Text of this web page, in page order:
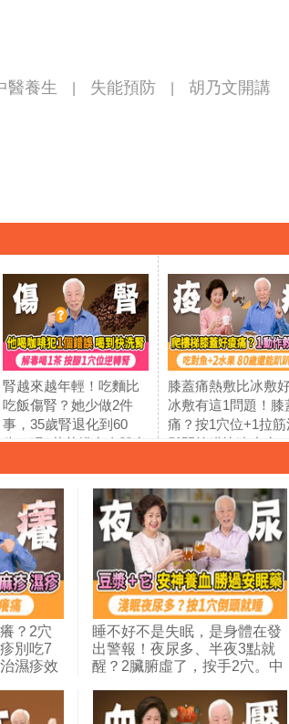
醫養生 失能預防 胡乃文開講
腎越來越年輕！吃麵比
吃飯傷腎？她少做2件
事，35歲腎退化到60
歲。喝1花茶排出身體毒
吃到中毒腎衰竭，魚油
吃錯也傷腎。胡乃文開
講Dr.HU345
膝蓋痛熱敷比冰敷好
冰敷有這1問題！膝
痛？按1穴位+1拉筋
鬆開筋膜快速止痛
種魚喝1健步顧腿茶
路上樓梯很輕鬆｜胡
文開講346
？2穴
別吃7
濕疹效
以治。
，痛癢
睡不好不是失眠，是身體在發
出警報！夜尿多、半夜3點就
醒？2臟腑虛了，按手2穴。中
按2穴＋搓腰1處，喝安神止煩
湯，一夜好眠不靠吃藥｜胡乃